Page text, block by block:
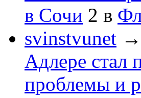
в Сочи 2 в
svinstvunet →
Адлере стал
проблемы и